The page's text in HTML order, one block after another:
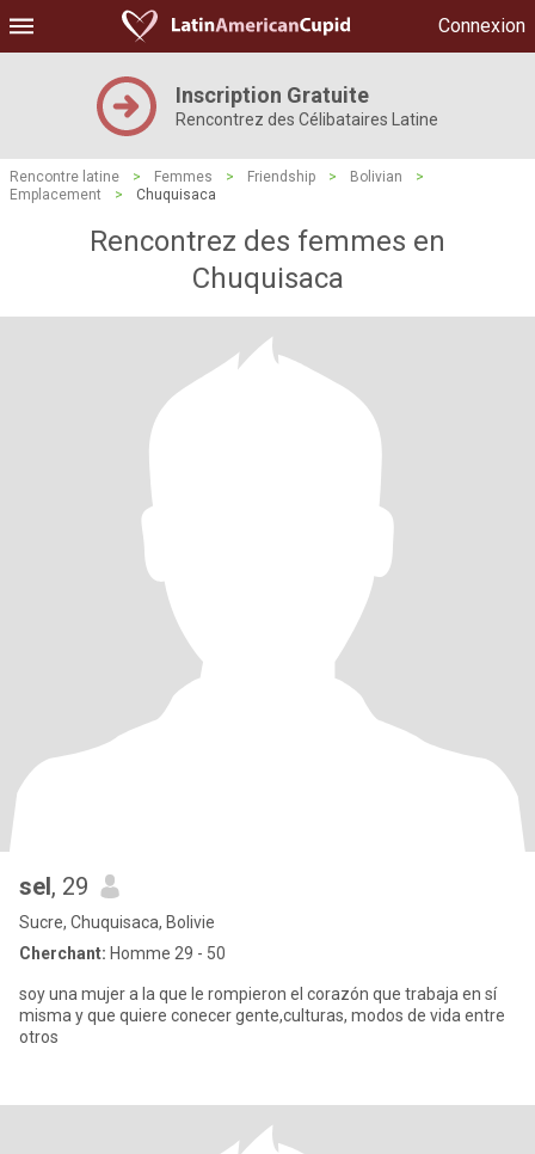
Connexion
Inscription Gratuite
Rencontrez des Célibataires Latine
Rencontre latine > Femmes > Friendship > Bolivian
>
Emplacement
> Chuquisaca
Rencontrez des femmes en
Chuquisaca
sel, 29
Sucre, Chuquisaca, Bolivie
Cherchant: Homme 29 - 50
soy una mujer a la que le rompieron el corazón que trabaja en sí
misma y que quiere conecer gente,culturas, modos de vida entre
otros